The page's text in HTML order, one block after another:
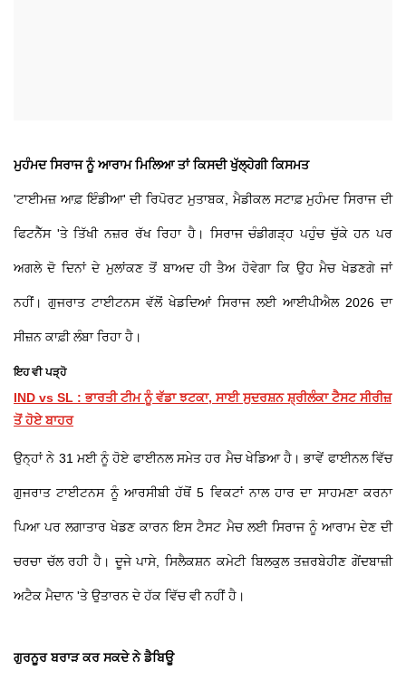
ਮੁਹੰਮਦ ਸਿਰਾਜ ਨੂੰ ਆਰਾਮ ਮਿਲਿਆ ਤਾਂ ਕਿਸਦੀ ਖੁੱਲ੍ਹੇਗੀ ਕਿਸਮਤ
'ਟਾਈਮਜ਼ ਆਫ਼ ਇੰਡੀਆ' ਦੀ ਰਿਪੋਰਟ ਮੁਤਾਬਕ, ਮੈਡੀਕਲ ਸਟਾਫ਼ ਮੁਹੰਮਦ ਸਿਰਾਜ ਦੀ
ਫਿਟਨੈੱਸ 'ਤੇ ਤਿੱਖੀ ਨਜ਼ਰ ਰੱਖ ਰਿਹਾ ਹੈ। ਸਿਰਾਜ ਚੰਡੀਗੜ੍ਹ ਪਹੁੰਚ ਚੁੱਕੇ ਹਨ ਪਰ
ਅਗਲੇ ਦੋ ਦਿਨਾਂ ਦੇ ਮੁਲਾਂਕਣ ਤੋਂ ਬਾਅਦ ਹੀ ਤੈਅ ਹੋਵੇਗਾ ਕਿ ਉਹ ਮੈਚ ਖੇਡਣਗੇ ਜਾਂ
ਨਹੀਂ। ਗੁਜਰਾਤ ਟਾਈਟਨਸ ਵੱਲੋਂ ਖੇਡਦਿਆਂ ਸਿਰਾਜ ਲਈ ਆਈਪੀਐਲ 2026 ਦਾ
ਸੀਜ਼ਨ ਕਾਫ਼ੀ ਲੰਬਾ ਰਿਹਾ ਹੈ।
ਇਹ ਵੀ ਪੜ੍ਹੋ
IND vs SL : ਭਾਰਤੀ ਟੀਮ ਨੂੰ ਵੱਡਾ ਝਟਕਾ, ਸਾਈ ਸੁਦਰਸ਼ਨ ਸ਼੍ਰੀਲੰਕਾ ਟੈਸਟ ਸੀਰੀਜ਼
ਤੋਂ ਹੋਏ ਬਾਹਰ
ਉਨ੍ਹਾਂ ਨੇ 31 ਮਈ ਨੂੰ ਹੋਏ ਫਾਈਨਲ ਸਮੇਤ ਹਰ ਮੈਚ ਖੇਡਿਆ ਹੈ। ਭਾਵੇਂ ਫਾਈਨਲ ਵਿੱਚ
ਗੁਜਰਾਤ ਟਾਈਟਨਸ ਨੂੰ ਆਰਸੀਬੀ ਹੱਥੋਂ 5 ਵਿਕਟਾਂ ਨਾਲ ਹਾਰ ਦਾ ਸਾਹਮਣਾ ਕਰਨਾ
ਪਿਆ ਪਰ ਲਗਾਤਾਰ ਖੇਡਣ ਕਾਰਨ ਇਸ ਟੈਸਟ ਮੈਚ ਲਈ ਸਿਰਾਜ ਨੂੰ ਆਰਾਮ ਦੇਣ ਦੀ
ਚਰਚਾ ਚੱਲ ਰਹੀ ਹੈ। ਦੂਜੇ ਪਾਸੇ, ਸਿਲੈਕਸ਼ਨ ਕਮੇਟੀ ਬਿਲਕੁਲ ਤਜ਼ਰਬੇਹੀਣ ਗੇਂਦਬਾਜ਼ੀ
ਅਟੈਕ ਮੈਦਾਨ 'ਤੇ ਉਤਾਰਨ ਦੇ ਹੱਕ ਵਿੱਚ ਵੀ ਨਹੀਂ ਹੈ।
ਗੁਰਨੂਰ ਬਰਾੜ ਕਰ ਸਕਦੇ ਨੇ ਡੈਬਿਊ